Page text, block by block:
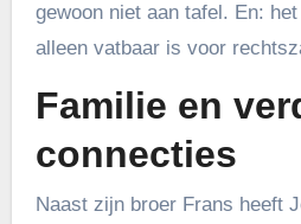
gewoon niet aan tafel. En:
alleen vatbaar is voor
Familie en
connecties
Naast zijn broer Frans heeft